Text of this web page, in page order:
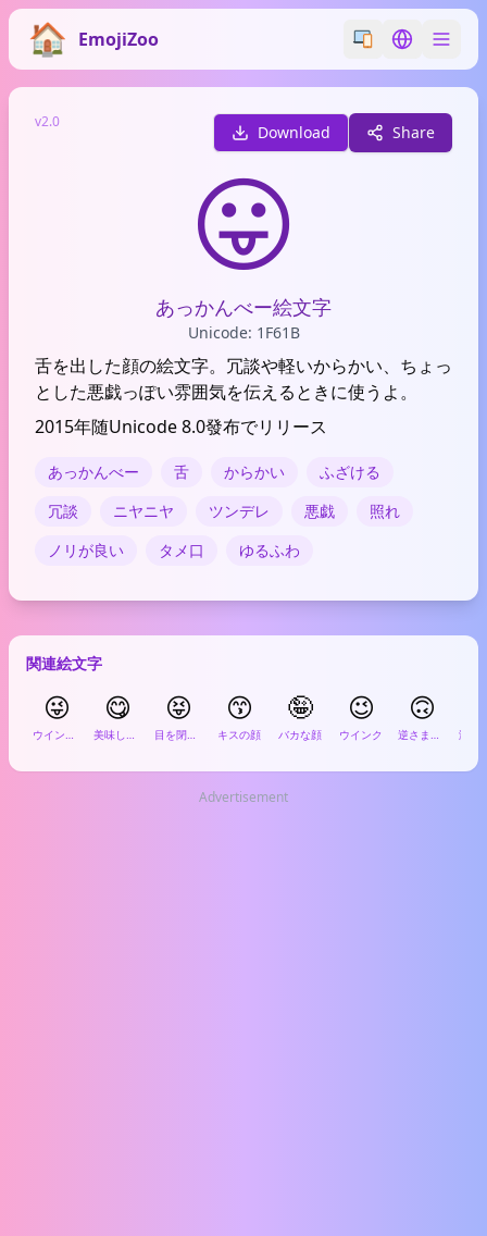
EmojiZoo Switch emoji
Switch
v2.0
Download Share
😛
あっかんべー絵文字
Unicode: 1F61B
舌を出した顔の絵文字。冗談や軽いからかい、ちょっ
とした悪戯っぽい雰囲気を伝えるときに使うよ。
2015年随Unicode 8.0發布でリリース
あっかんべー 舌 からかい
ふざける
冗談
ニヤニヤ ツンデレ 悪戯
照れ
ノリが良い
タメ口 ゆるふわ
関連絵文字
😜
ウインクして舌を出す
😋
美味しそうな顔
😝
目を閉じて舌を出す
😙
キスの顔
🤪
バカな顔
😉
ウインク
🙃
逆さまの顔
Advertisement